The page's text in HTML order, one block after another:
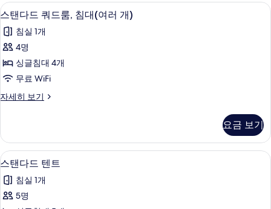
진
모
두
보
기
플
자
세
보
기
스
탠
다
드
쿼
룸,
대
(여
러
개)
사
스탠다드 쿼드룸, 침대(여러 개) | 책상
8
스탠다드 쿼드룸, 침대(여러 개)
침실 1개
4명
싱글침대 4개
무료 WiFi
자세히 보기
스
쿼
드
룸,
대
(여
요금 보기
스
탠
다
드
스탠다드 텐트 | 책상, 방음 설비, 다리
2
스탠다드 텐트
침실 1개
5명